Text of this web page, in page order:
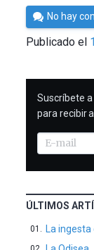
Por
Cultura
Cientifica
No hay
Publicado el
Suscríbete
para recibir
ÚLTIMOS
La